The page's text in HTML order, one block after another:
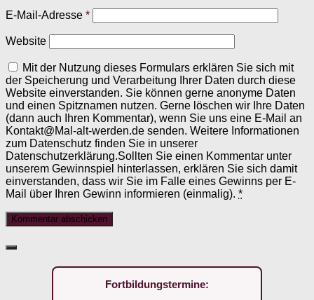
E-Mail-Adresse *
Website
Mit der Nutzung dieses Formulars erklären Sie sich mit
der Speicherung und Verarbeitung Ihrer Daten durch diese
Website einverstanden. Sie können gerne anonyme Daten
und einen Spitznamen nutzen. Gerne löschen wir Ihre Daten
(dann auch Ihren Kommentar), wenn Sie uns eine E-Mail an
Kontakt@Mal-alt-werden.de senden. Weitere Informationen
zum Datenschutz finden Sie in unserer
Datenschutzerklärung.Sollten Sie einen Kommentar unter
unserem Gewinnspiel hinterlassen, erklären Sie sich damit
einverstanden, dass wir Sie im Falle eines Gewinns per E-
Mail über Ihren Gewinn informieren (einmalig). *
Fortbildungstermine: